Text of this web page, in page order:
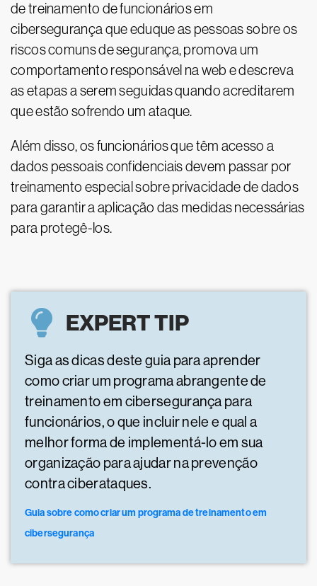
de treinamento de funcionários em
cibersegurança que eduque as pessoas sobre os
riscos comuns de segurança, promova um
comportamento responsável na web e descreva
as etapas a serem seguidas quando acreditarem
que estão sofrendo um ataque.
Além disso, os funcionários que têm acesso a
dados pessoais confidenciais devem passar por
treinamento especial sobre privacidade de dados
para garantir a aplicação das medidas necessárias
para protegê-los.
EXPERT TIP
Siga as dicas deste guia para aprender
como criar um programa abrangente de
treinamento em cibersegurança para
funcionários, o que incluir nele e qual a
melhor forma de implementá-lo em sua
organização para ajudar na prevenção
contra ciberataques.
Guia sobre como criar um programa de treinamento em
cibersegurança